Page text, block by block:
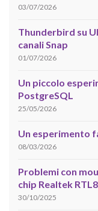
03/07/2026
Thunderbird su
canali Snap
01/07/2026
Un piccolo
PostgreSQL
25/05/2026
Un esperimento
08/03/2026
Problemi con
chip Realtek
30/10/2025